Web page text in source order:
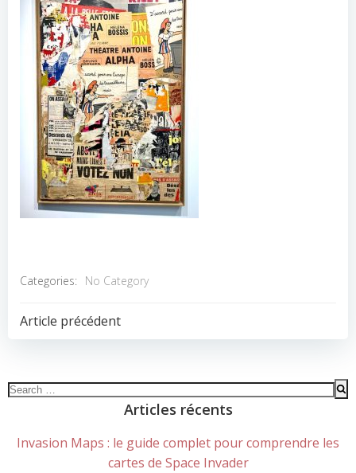
Categories: No Category
POST
Article précédent
Search
Articles récents
Invasion Maps : le guide complet pour comprendre les
cartes de Space Invader